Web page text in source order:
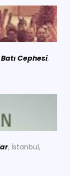
Cephesi,
, İstanbul,